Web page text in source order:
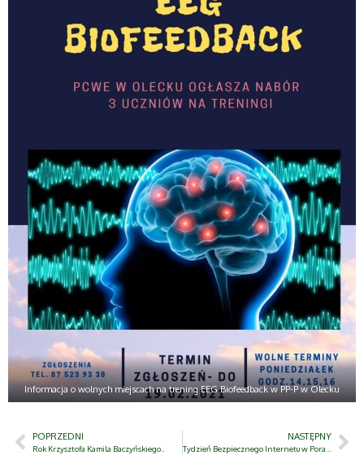
Informacja o wolnych miejscach na trening EEG Biofeedback w PP-P w Olecku
POPRZEDNI
Rok Krzysztofa Kamila Baczyńskiego..
NASTĘPNY